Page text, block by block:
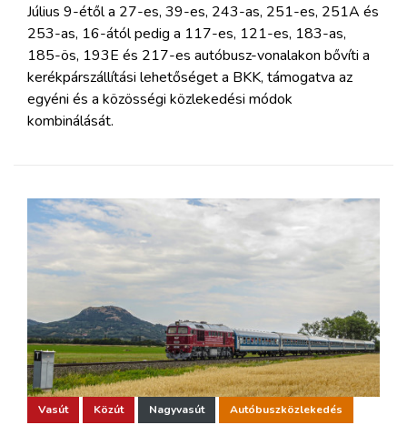
Július 9-étől a 27-es, 39-es, 243-as, 251-es, 251A és
253-as, 16-ától pedig a 117-es, 121-es, 183-as,
185-ös, 193E és 217-es autóbusz-vonalakon bővíti a
kerékpárszállítási lehetőséget a BKK, támogatva az
egyéni és a közösségi közlekedési módok
kombinálását.
Vasút Közút Nagyvasút Autóbuszközlekedés